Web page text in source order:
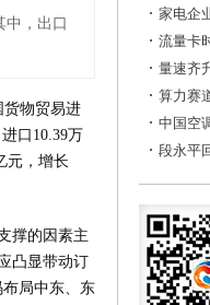
中，出口
货物贸易进
口10.39万
元，增长
撑的因素主
凸显带动订
局中东、东
风控大
家电企
流量卡
量速齐
算力赛
中国空
段永平